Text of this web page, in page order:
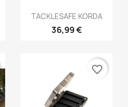
Aperçu rapide
TACKLESAFE KORDA
36,99 €
favorite_border